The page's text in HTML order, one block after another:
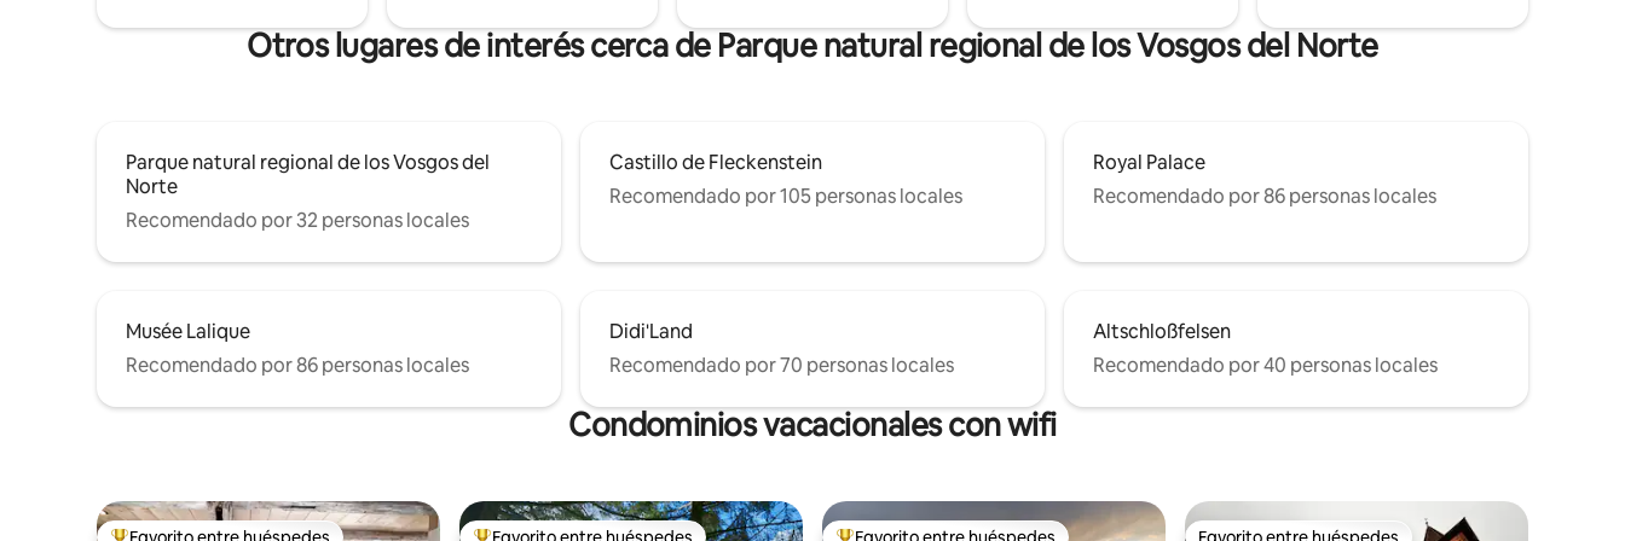
Otros lugares de interés cerca de Parque natural regional de los Vosgos del Norte
Parque natural regional de los Vosgos del
Norte
Recomendado por 32 personas locales
Castillo de Fleckenstein
Recomendado por 105 personas locales
Royal Palace
Recomendado por 86 personas locales
Musée Lalique
Recomendado por 86 personas locales
Didi'Land
Recomendado por 70 personas locales
Altschloßfelsen
Recomendado por 40 personas locales
Condominios vacacionales con wifi